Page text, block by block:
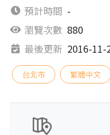
預計時間 -
瀏覽次數 880
最後更新 2016-11-
台北市 繁體中文